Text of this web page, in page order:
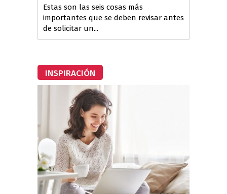
Estas son las seis cosas más
importantes que se deben revisar antes
de solicitar un...
INSPIRACIÓN